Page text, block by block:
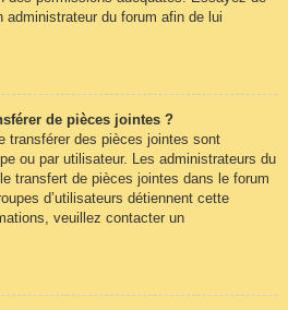
administrateur du forum afin de lui
de pièces jointes ?
transférer des pièces jointes sont
ou par utilisateur. Les administrateurs du
transfert de pièces jointes dans le forum
d’utilisateurs détiennent cette
veuillez contacter un